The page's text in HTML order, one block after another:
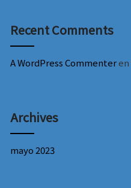
Recent Comments
A WordPress Commenteren
Archives
mayo 2023